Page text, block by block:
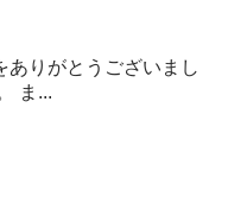
ありがとうございまし
ま...